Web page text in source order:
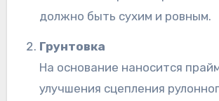
должно быть сухим и ровным.
Грунтовка
На основание наносится
улучшения сцепления